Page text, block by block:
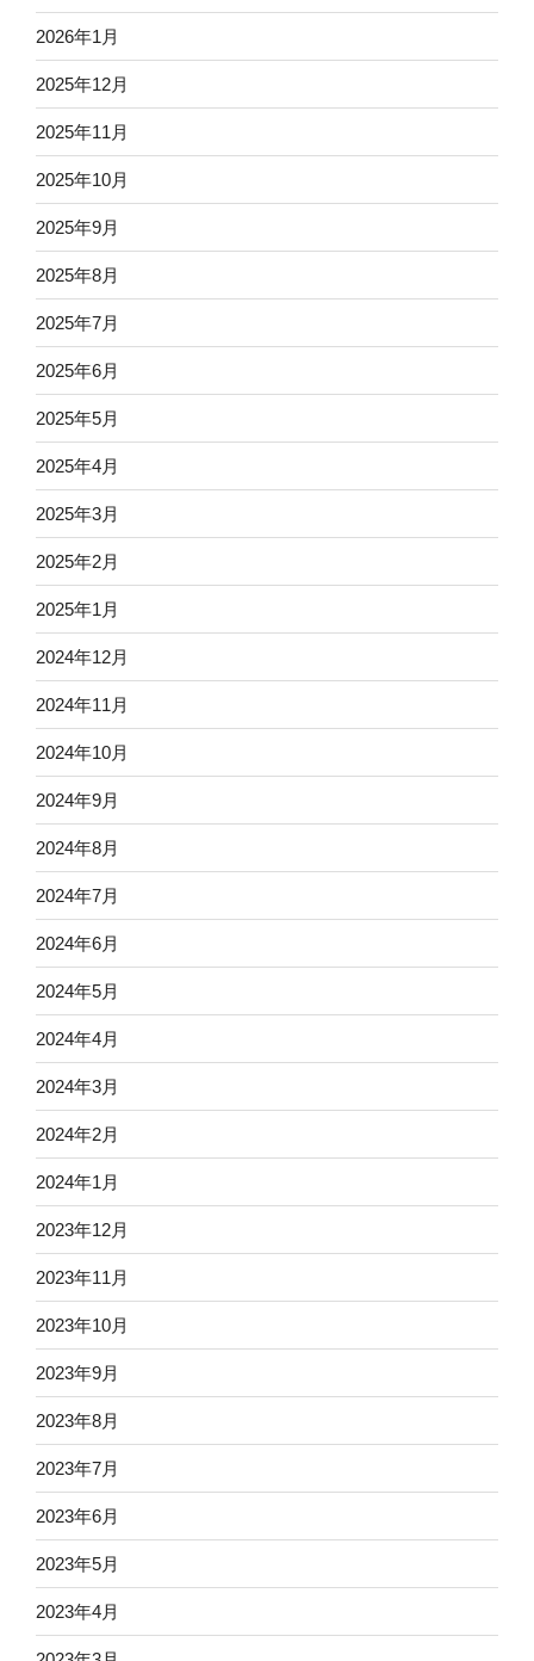
2026年1月
2025年12月
2025年11月
2025年10月
2025年9月
2025年8月
2025年7月
2025年6月
2025年5月
2025年4月
2025年3月
2025年2月
2025年1月
2024年12月
2024年11月
2024年10月
2024年9月
2024年8月
2024年7月
2024年6月
2024年5月
2024年4月
2024年3月
2024年2月
2024年1月
2023年12月
2023年11月
2023年10月
2023年9月
2023年8月
2023年7月
2023年6月
2023年5月
2023年4月